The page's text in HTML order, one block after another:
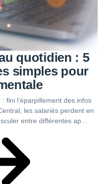
quotidien : 5
simples pour
fini l’éparpillement des infos
les salariés perdent en
entre différentes ap...